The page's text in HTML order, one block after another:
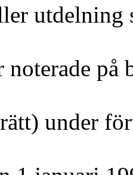
utdelning
noterade på
under